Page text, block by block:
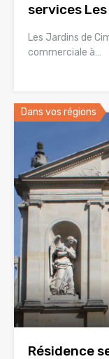
services
Les Jardins de
commerciale à…
Dans vos régions
Résidence